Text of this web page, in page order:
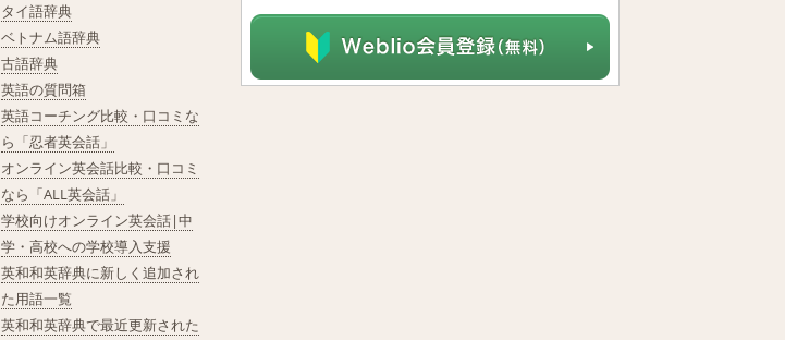
タイ語辞典
ベトナム語辞典
古語辞典
英語の質問箱
英語コーチング比較・口コミな
ら「忍者英会話」
オンライン英会話比較・口コミ
なら「ALL英会話」
学校向けオンライン英会話|中
学・高校への学校導入支援
英和和英辞典に新しく追加され
た用語一覧
英和和英辞典で最近更新された